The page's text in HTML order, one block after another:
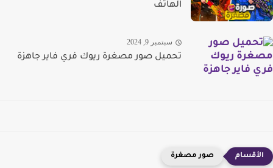
الهاتف
سبتمبر 9, 2024
تحميل صور مصغرة ريوك فري فاير جاهزة
صور مصغرة